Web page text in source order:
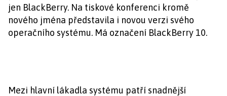
jen BlackBerry. Na tiskové konferenci kromě
nového jména představila i novou verzi svého
operačního systému. Má označení BlackBerry 10.
Mezi hlavní lákadla systému patří snadnější